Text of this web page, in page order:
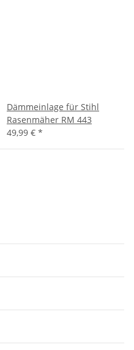
Dämmeinlage für Stihl
Rasenmäher RM 443
49,99 € *